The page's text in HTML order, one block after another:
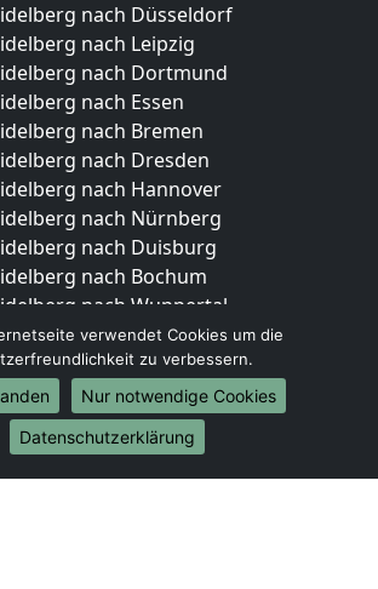
nach Düsseldorf
nach Leipzig
nach Dortmund
nach Essen
nach Bremen
nach Dresden
nach Hannover
nach Nürnberg
nach Duisburg
nach Bochum
nach Wuppertal
nach Bielefeld
nach Bonn
nach Münster
Umzüge
nach Brasilien
verwendet Cookies um die
zu verbessern.
Nur notwendige Cookies
Datenschutzerklärung